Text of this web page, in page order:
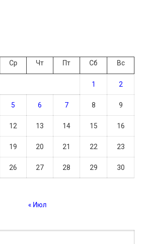
Ср Чт Пт Сб Вс
1 2
5 6 7 8 9
12 13 14 15 16
19 20 21 22 23
26 27 28 29 30
« Июл